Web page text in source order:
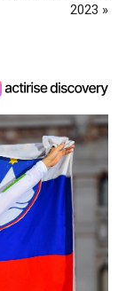
2023 »